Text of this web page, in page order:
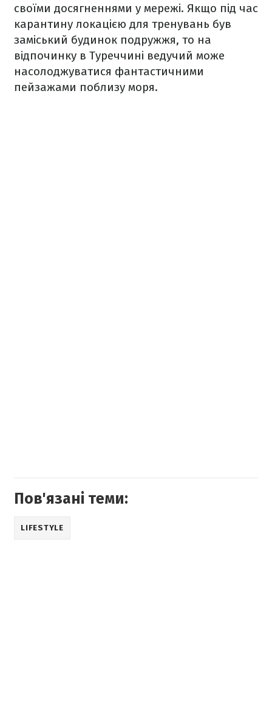
своїми досягненнями у мережі. Якщо під час
карантину локацією для тренувань був
заміський будинок подружжя, то на
відпочинку в Туреччині ведучий може
насолоджуватися фантастичними
пейзажами поблизу моря.
Пов'язані теми:
LIFESTYLE